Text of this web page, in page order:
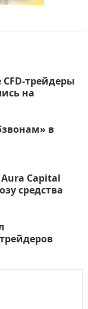
трейдеры
на
в
Capital
средства